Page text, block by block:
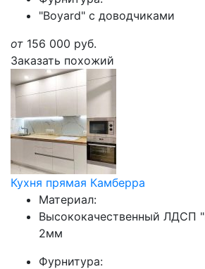
"Boyard" с доводчиками
от 156 000 руб.
Заказать похожий
Кухня прямая Камберра
Материал:
Высококачественный ЛДСП
2мм
Фурнитура: